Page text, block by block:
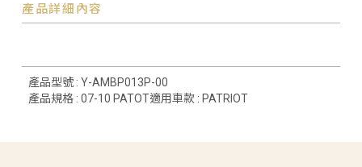
產品詳細內容
產品型號 : Y-AMBP013P-00
產品規格 : 07-10 PATOT適用車款 : PATRIOT